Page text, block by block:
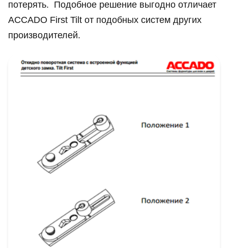
потерять. Подобное решение выгодно отличает
ACCADO First Tilt от подобных систем других
производителей.